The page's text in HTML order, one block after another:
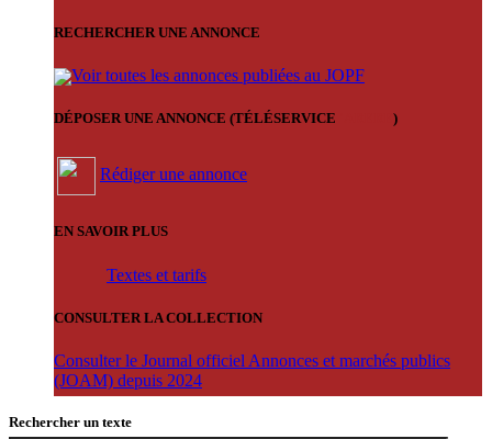
RECHERCHER UNE ANNONCE
Voir toutes les annonces publiées au JOPF
DÉPOSER UNE ANNONCE (TÉLÉSERVICE )
Rédiger une annonce
EN SAVOIR PLUS
Textes et tarifs
CONSULTER LA COLLECTION
Consulter le Journal officiel Annonces et marchés publics
(JOAM) depuis 2024
Rechercher un texte